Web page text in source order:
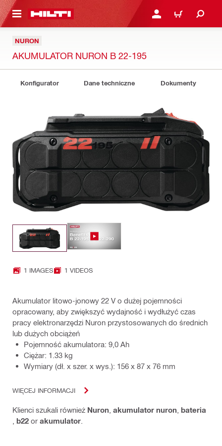
GŁÓWNEJ ZALOGUJ SIĘ LUB
KOSZYK
NURON
AKUMULATOR NURON B 22-195
Konfigurator Dane techniczne Dokumenty
1 IMAGES 1 VIDEOS
Akumulator litowo-jonowy 22 V o dużej pojemności
opracowany, aby zwiększyć wydajność i wydłużyć czas
pracy elektronarzędzi Nuron przystosowanych do średnich
lub dużych obciążeń
Pojemność akumulatora: 9,0 Ah
Ciężar: 1.33 kg
Wymiary (dł. x szer. x wys.): 156 x 87 x 76 mm
WIĘCEJ INFORMACJI
Klienci szukali również Nuron akumulator nuron bateria
b22 or akumulator